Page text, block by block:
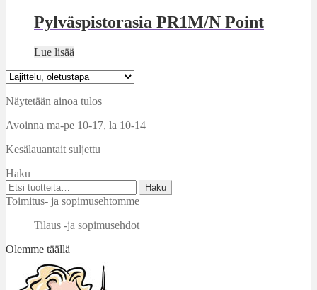
Pylväspistorasia PR1M/N Point
Lue lisää
Näytetään ainoa tulos
Avoinna ma-pe 10-17, la 10-14
Kesälauantait suljettu
Haku
Etsi:
Haku
Toimitus- ja sopimusehtomme
Tilaus -ja sopimusehdot
Olemme täällä